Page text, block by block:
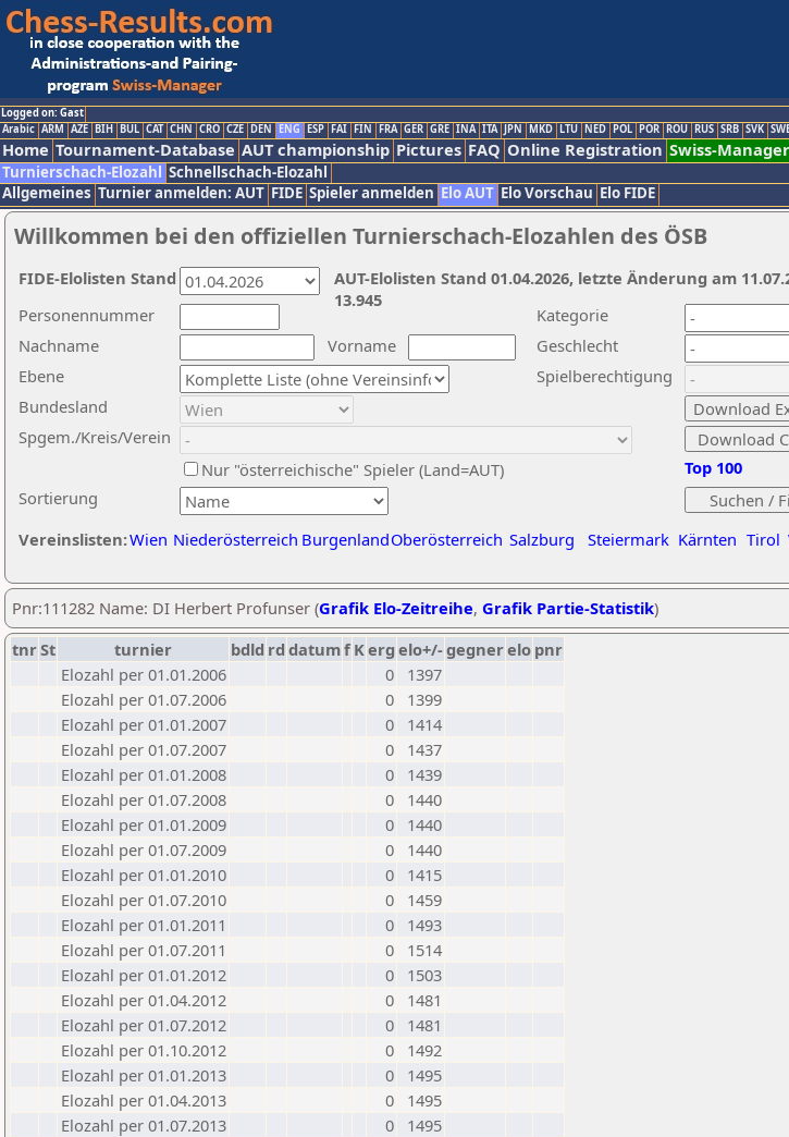
Logged on: Gast
Arabic ARM AZE BIH BUL CAT CHN CRO CZE DEN ENG ESP FAI FIN FRA GER GRE INA ITA JPN MKD LTU NED POL POR ROU RUS SRB SVK
Home Tournament-Database AUT championship Pictures FAQ Online Registration Swiss-Manager
Turnierschach-Elozahl Schnellschach-Elozahl
Allgemeines Turnier anmelden: AUT FIDE Spieler anmelden Elo AUT Elo Vorschau Elo FIDE
Willkommen bei den offiziellen Turnierschach-Elozahlen des ÖSB
Nachname
Vorname
Ebene
Kategorie
Sortierung
Personennummer
Bundesland
Spgem./Kreis/Verein
Geschlecht
Nur "österreichische" Spieler (Land=AUT)
Spielberechtigung
Vereinslisten:Wien Niederösterreich BurgenlandOberösterreich Salzburg Steiermark Kärnten Tirol
Top 100
AUT-Elolisten Stand 01.04.2026, letzte Änderung am
13.945
FIDE-Elolisten Stand
Pnr:111282 Name: DI Herbert Profunser (Grafik Elo-Zeitreihe, Grafik Partie-Statistik)
tnrSt turnier bdld rd datumf Kerg elo+/-gegnerelo pnr
Elozahl per 01.01.2006
0
1397
Elozahl per 01.07.2006
0
1399
Elozahl per 01.01.2007
0
1414
Elozahl per 01.07.2007
0
1437
Elozahl per 01.01.2008
0
1439
Elozahl per 01.07.2008
0
1440
Elozahl per 01.01.2009
0
1440
Elozahl per 01.07.2009
0
1440
Elozahl per 01.01.2010
0
1415
Elozahl per 01.07.2010
0
1459
Elozahl per 01.01.2011
0
1493
Elozahl per 01.07.2011
0
1514
Elozahl per 01.01.2012
0
1503
Elozahl per 01.04.2012
0
1481
Elozahl per 01.07.2012
0
1481
Elozahl per 01.10.2012
0
1492
Elozahl per 01.01.2013
0
1495
Elozahl per 01.04.2013
0
1495
Elozahl per 01.07.2013
0
1495